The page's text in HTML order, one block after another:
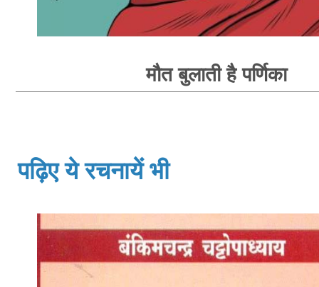
मौत बुलाती है पर्णिका
पढ़िए ये रचनायें भी